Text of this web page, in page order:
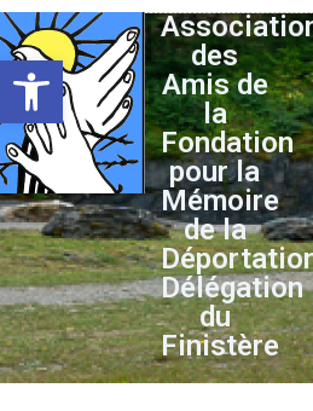
Ouvrir la barre d’outils
des
Amis de
la
Fondation
pour la
Mémoire
de la
Délégation
du
Finistère